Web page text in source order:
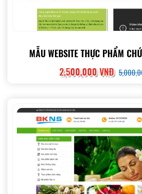
MẪU WEBSITE THỰC PHẨM
2,500,000 VNĐ